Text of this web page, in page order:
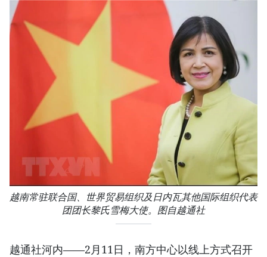
越南常驻联合国、世界贸易组织及日内瓦其他国际组织代表
团团长黎氏雪梅大使。图自越通社
越通社河内——2月11日，南方中心以线上方式召开